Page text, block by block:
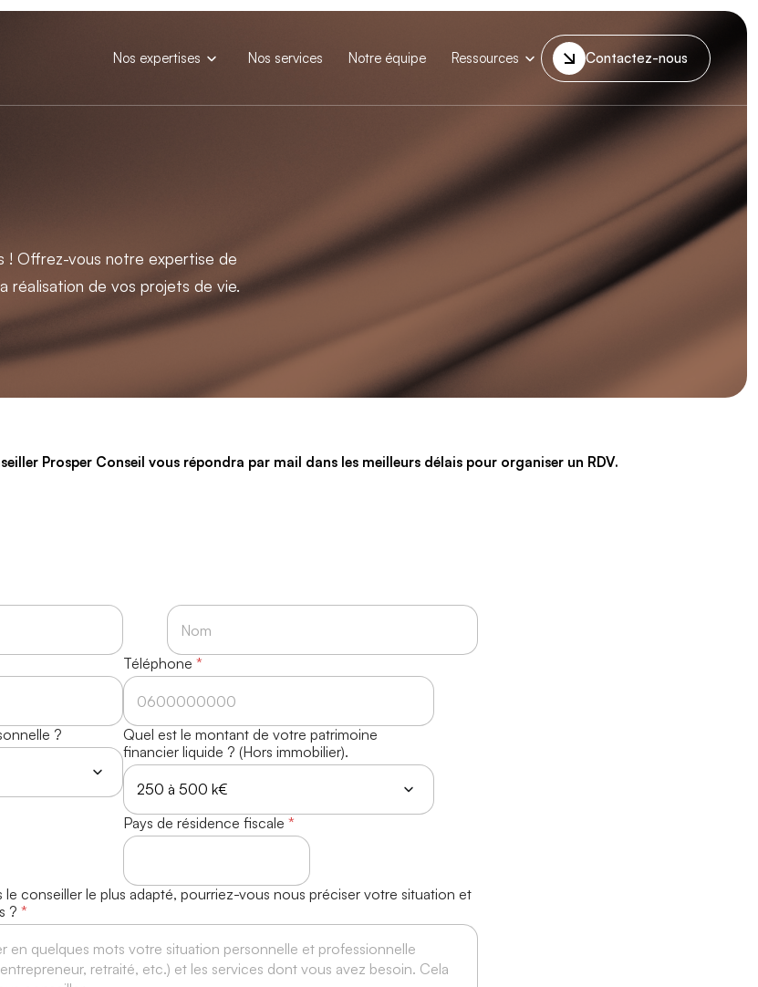
Nos expertises Nos services Notre équipe Ressources Contactez-nous
! Offrez-vous notre expertise de
réalisation de vos projets de vie.
Prosper Conseil vous répondra par mail dans les meilleurs délais pour organiser un RDV.
Nom
Téléphone *
?
Quel est le montant de votre patrimoine
financier liquide ? (Hors immobilier).
Pays de résidence fiscale *
le conseiller le plus adapté, pourriez-vous nous préciser votre situation et
? *